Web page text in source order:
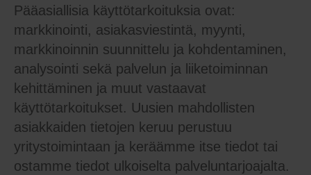
Pääasiallisia käyttötarkoituksia ovat:
markkinointi, asiakasviestintä, myynti,
markkinoinnin suunnittelu ja kohdentaminen,
analysointi sekä palvelun ja liiketoiminnan
kehittäminen ja muut vastaavat
käyttötarkoitukset. Uusien mahdollisten
asiakkaiden tietojen keruu perustuu
yritystoimintaan ja keräämme itse tiedot tai
ostamme tiedot ulkoiselta palveluntarjoajalta.